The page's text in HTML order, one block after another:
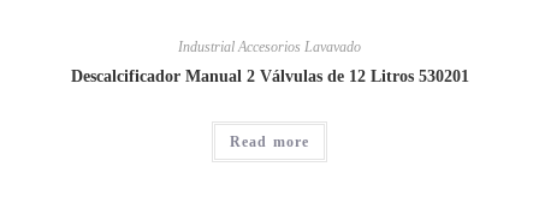
Industrial Accesorios Lavavado
Descalcificador Manual 2 Válvulas de 12 Litros 530201
Read more